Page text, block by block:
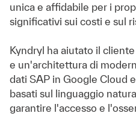
unica e affidabile per i
significativi sui costi e sul
Kyndryl ha aiutato il
e un'architettura di
dati SAP in Google Cloud
basati sul linguaggio
garantire l'accesso e